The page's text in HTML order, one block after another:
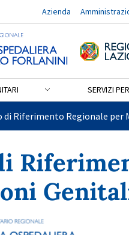
Azienda
SERVIZI
di Riferimento Regionale per